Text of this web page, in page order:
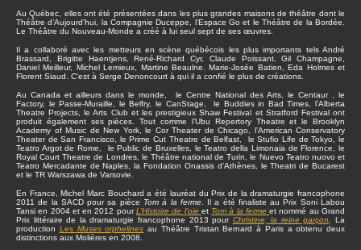
Au Québec, elles ont été présentées dans les plus grandes maisons de théâtre dont le
Théâtre d’Aujourd’hui, la Compagnie Duceppe, l’Espace Go et le Théâtre de la Bordée.
Le Théâtre du Nouveau-Monde a créé à lui seul sept de ses œuvres.
Il a collaboré avec les metteurs en scène québécois les plus importants tels André
Brassard, Brigitte Haentjens, René-Richard Cyr, Claude Poissant, Gil Champagne,
Daniel Meilleur, Michel Lemieux, Martine Beaulne. Marie-Josée Batien, Eda Holmes et
Florent Siaud. C'est à Serge Denoncourt à qui il a confié le plus de créations.
Au Canada et ailleurs dans le monde, le Centre National des Arts, le Centaur , le
Factory, le Passe-Muraille, le Belfry, le CanStage, le Buddies in Bad Times, l’Alberta
Theatre Projects, le Arts Club et les prestigieux Shaw Festival et Stratford Festival ont
produit également ses pièces. Tout comme l’Ubu Repertory Theatre et le Brooklyn
Academy of Music de New York, le Cor Theater de Chicago, l’American Conservatory
Theater de San Francisco, le Prime Cut Theatre de Belfast, le Stufio Life de Tokyo, le
Teatro Argot de Rome, le Public de Bruxelles, le Teatro della Limonaia de Florence, le
Royal Court Theatre de Londres, le Théâtre national de Turin, le Nuevo Teatro nuovo et
Teatro Mercadante de Naples, la Fondation Onassis d’Athènes, le Theatri de Bucarest
et le TR Warszawa de Varsovie.
En France, Michel Marc Bouchard a été lauréat du Prix de la dramaturgie francophone
2011 de la SACD pour sa pièce Tom à la ferme. Il a été finaliste au Prix Soni Labou
Tansi en 2004 et en 2012 pourL’Histoire de l’oie et Tom à la ferme et nommé au Grand
Prix littéraire de la dramaturgie francophone 2013 pour Christine, la reine garçon .La
production Les Muses orphelines au Théâtre Tristan Bernard à Paris a obtenu deux
distinctions aux Molières en 2008.